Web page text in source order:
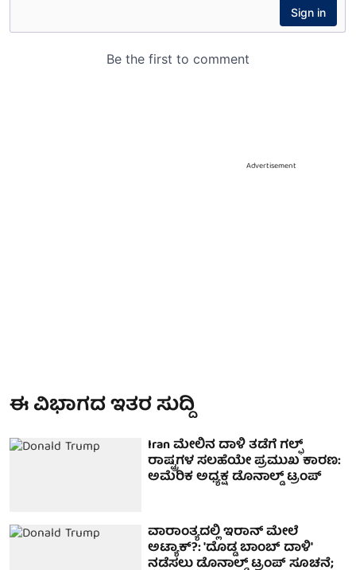
Advertisement
ಈ ವಿಭಾಗದ ಇತರ ಸುದ್ದಿ
Iran ಮೇಲಿನ ದಾಳಿ ತಡೆಗೆ ಗಲ್ಫ್
ರಾಷ್ಟ್ರಗಳ ಸಲಹೆಯೇ ಪ್ರಮುಖ ಕಾರಣ:
ಅಮೆರಿಕ ಅಧ್ಯಕ್ಷ ಡೊನಾಲ್ಡ್ ಟ್ರಂಪ್
ವಾರಾಂತ್ಯದಲ್ಲಿ ಇರಾನ್ ಮೇಲೆ
ಅಟ್ಯಾಕ್?: 'ದೊಡ್ಡ ಬಾಂಬ್ ದಾಳಿ'
ನಡೆಸಲು ಡೊನಾಲ್ಡ್ ಟ್ರಂಪ್ ಸೂಚನೆ;